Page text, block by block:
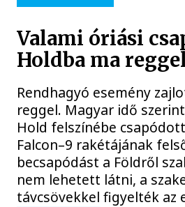
Valami óriási
Holdba ma
Rendhagyó esemény
reggel. Magyar idő
Hold felszínébe
Falcon–9 rakétájának
becsapódást a Földről
nem lehetett látni, a
távcsövekkel figyelték az